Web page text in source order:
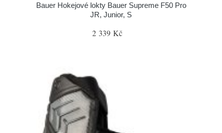
Bauer Hokejové lokty Bauer Supreme F50 Pro
JR, Junior, S
2 339 Kč